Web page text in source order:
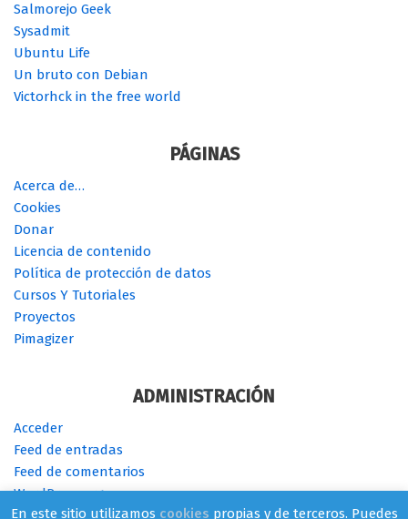
Salmorejo Geek
Sysadmit
Ubuntu Life
Un bruto con Debian
Victorhck in the free world
PÁGINAS
Acerca de…
Cookies
Donar
Licencia de contenido
Política de protección de datos
Cursos Y Tutoriales
Proyectos
Pimagizer
ADMINISTRACIÓN
Acceder
Feed de entradas
Feed de comentarios
WordPress.org
En este sitio utilizamos cookies propias y de terceros. Puedes